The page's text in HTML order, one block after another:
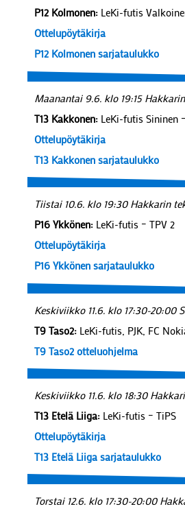
P12 Kolmonen: LeKi-futis
Ottelupöytäkirja
P12 Kolmonen sarjataulukko
Maanantai 9.6. klo 19:15
T13 Kakkonen: LeKi-futis Sininen
Ottelupöytäkirja
T13 Kakkonen sarjataulukko
Tiistai 10.6. klo 19:30 Hakkarin
P16 Ykkönen: LeKi-futis – TPV 2
Ottelupöytäkirja
P16 Ykkönen sarjataulukko
Keskiviikko 11.6. klo 17:30-20:00
T9 Taso2: LeKi-futis, PJK, FC
T9 Taso2 otteluohjelma
Keskiviikko 11.6. klo 18:30
T13 Etelä Liiga: LeKi-futis – TiPS
Ottelupöytäkirja
T13 Etelä Liiga sarjataulukko
Torstai 12.6. klo 17:30-20:00